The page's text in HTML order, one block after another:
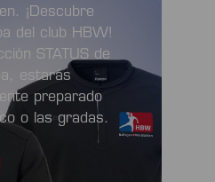
¡Descubre
del club HBW!
STATUS de
estarás
preparado
o las gradas.